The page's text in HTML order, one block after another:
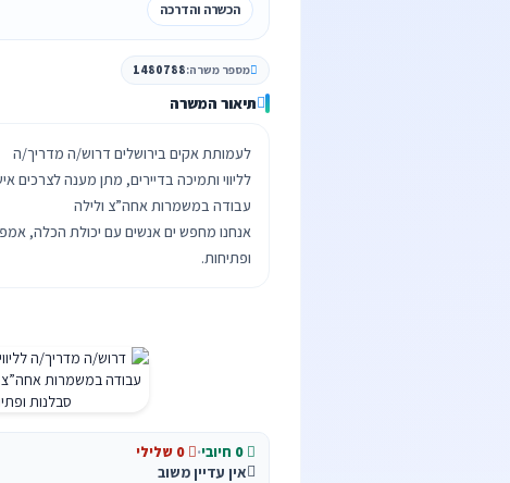
הכשרה והדרכה
מספר משרה:1480788
תיאור המשרה
לליווי ותמיכה בדיירים, מתן מענה לצרכים
אנחנו מחפש ים אנשים עם יכולת הכלה,
ופתיחות.
·
אין עדיין משוב